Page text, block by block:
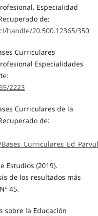
Especialidad
de:
handle/20.500.12365/350
Curriculares
Especialidades
2223
Curriculares de la
de:
Estudios (2019).
de los resultados más
45.
sobre la Educación